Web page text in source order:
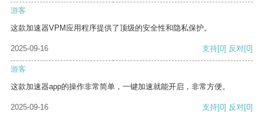
游客
这款加速器VPM应用程序提供了顶级的安全性和隐私保护。
2025-09-16 支持[0] 反对[0]
游客
这款加速器app的操作非常简单，一键加速就能开启，非常方便。
2025-09-16 支持[0] 反对[0]